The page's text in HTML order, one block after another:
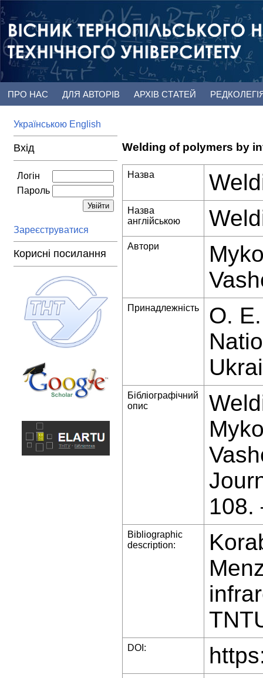
ПРО НАС ДЛЯ АВТОРІВ АРХІВ СТАТЕЙ
Українською English
Вхід
Логін
Пароль
Зареєструватися
Корисні посилання
Welding of polymers by
Назва
Назва
англійською
Автори
Принадлежність
O.
Бібліографічний
опис
Bibliographic
description:
DOI: